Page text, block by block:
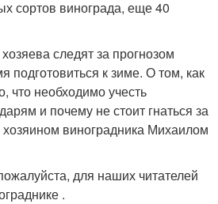
сортов винограда, еще 40
следят за прогнозом
подготовиться к зиме. О том, как
что необходимо учесть
и почему не стоит гнаться за
виноградника Михаилом
для наших читателей
.